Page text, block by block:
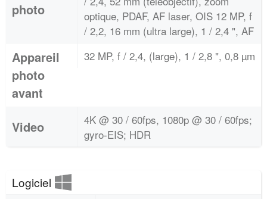
photo
optique, PDAF, AF laser, OIS 12 MP, f
/ 2,2, 16 mm (ultra large), 1 / 2,4 ", AF
Appareil
photo
avant
32 MP, f / 2,4, (large), 1 / 2,8 ", 0,8 µm
Video
4K @ 30 / 60fps, 1080p @ 30 / 60fps;
gyro-EIS; HDR
Logiciel